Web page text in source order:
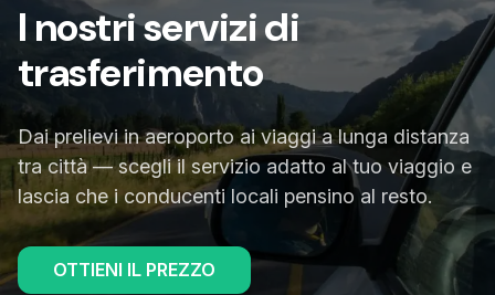
I nostri servizi di
trasferimento
Dai prelievi in aeroporto ai viaggi a lunga distanza
tra città — scegli il servizio adatto al tuo viaggio e
lascia che i conducenti locali pensino al resto.
OTTIENI IL PREZZO